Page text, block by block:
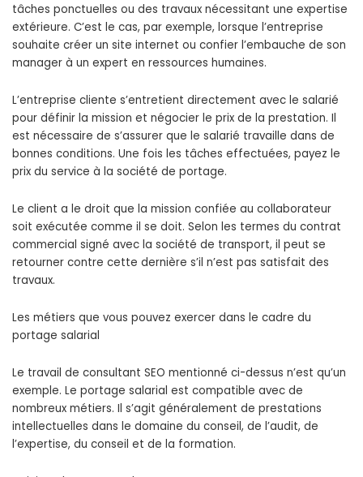
tâches ponctuelles ou des travaux nécessitant une expertise
extérieure. C’est le cas, par exemple, lorsque l’entreprise
souhaite créer un site internet ou confier l’embauche de son
manager à un expert en ressources humaines.
L’entreprise cliente s’entretient directement avec le salarié
pour définir la mission et négocier le prix de la prestation. Il
est nécessaire de s’assurer que le salarié travaille dans de
bonnes conditions. Une fois les tâches effectuées, payez le
prix du service à la société de portage.
Le client a le droit que la mission confiée au collaborateur
soit exécutée comme il se doit. Selon les termes du contrat
commercial signé avec la société de transport, il peut se
retourner contre cette dernière s’il n’est pas satisfait des
travaux.
Les métiers que vous pouvez exercer dans le cadre du
portage salarial
Le travail de consultant SEO mentionné ci-dessus n’est qu’un
exemple. Le portage salarial est compatible avec de
nombreux métiers. Il s’agit généralement de prestations
intellectuelles dans le domaine du conseil, de l’audit, de
l’expertise, du conseil et de la formation.